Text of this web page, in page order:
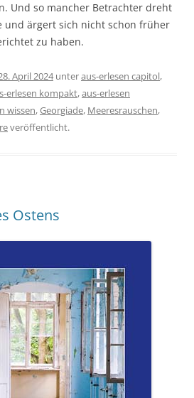
Und so mancher Betrachter dreht
und ärgert sich nicht schon früher
zu haben.
April 2024unteraus-erlesen capitol,
erlesen kompakt,aus-erlesen
wissen,Georgiade, Meeresrauschen,
veröffentlicht.
Ostens